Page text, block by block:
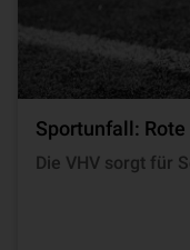
Sportunfall:
Die VHV sorgt für